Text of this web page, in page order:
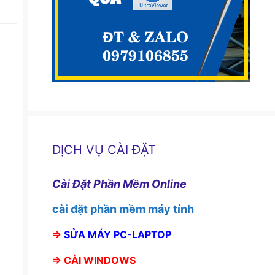
DỊCH VỤ CÀI ĐẶT
Cài Đặt Phần Mềm Online
cài đặt phần mềm máy tính
⇒ SỬA MÁY PC-LAPTOP
⇒ CÀI WINDOWS